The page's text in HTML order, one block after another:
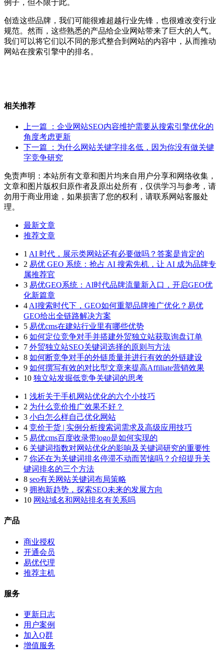
例子，但不限于此。
创造这些品牌，我们可能很难超越行业先锋，也很难改变行业
规范。然而，这些熟悉的产品给企业网站带来了巨大的人气。
我们可以将它们以不同的形式整合到网站的内容中，从而推动
网站在搜索引擎中的排名。
相关推荐
上一篇
：企业网站SEO内容维护需要从搜索引擎优化的
角度考虑更新
下一篇
：为什么网站关键字排名低，因为你没有做关键
字竞争研究
免责声明：本站所有文章和图片均来自用户分享和网络收集，
文章和图片版权归原作者及原出处所有，仅供学习与参考，请
勿用于商业用途，如果损害了您的权利，请联系网站客服处
理。
最新文章
推荐文章
1 AI 时代，展示类网站还有必要做吗？答案是肯定的
2 易优 GEO 系统：抢占 AI 搜索先机，让 AI 成为品牌专
属推荐官
3 易优GEO系统：AI时代品牌流量新入口，开启GEO优
化新篇章
4 AI搜索时代下，GEO如何重塑品牌推广优化？易优
GEO给出全链路解决方案
5 易优cms在建站行业里有哪些优势
6 如何定位竞争对手并搭建外贸独立站获取询盘订单
7 外贸独立站SEO关键词选择的原则与方法
8 如何断竞争对手的外链质量并进行有效的外链建设
9 如何撰写有效的对比型文章来提高Affiliate营销效果
10 独立站发掘低竞争关键词的思考
1 浅析关于手机网站优化的六个小技巧
2 为什么竞价推广效果不好？
3 小白怎么样自己优化网站
4 竞价干货 | 实例分析搜索词需求及高级应用技巧
5 易优cms百度收录带logo是如何实现的
6 关键词指数对网站优化的影响及关键词研究的重要性
7 你还在为关键词排名停滞不动而苦恼吗？介绍提升关
键词排名的三个方法
8 seo有关网站关键词布局策略
9 拥抱新趋势，探索SEO未来的发展方向
10 网站域名和网站排名有关系吗
产品
商业授权
开通会员
易优代理
推荐主机
服务
更新日志
用户案例
加入Q群
增值服务